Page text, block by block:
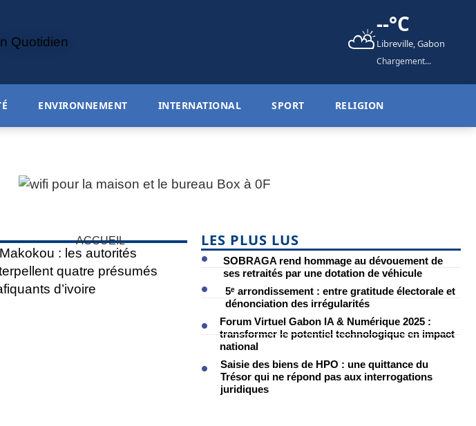
⛅--°C
Libreville, Gabon
Chargement...
ENVIRONNEMENT INTERNATIONAL SPORT RELIGION
ACCUEIL LES PLUS LUS
SOBRAGA rend hommage au dévouement de
ses retraités par une dotation de véhicule
5ᵉ arrondissement : entre gratitude électorale et
dénonciation des irrégularités
Forum Virtuel Gabon IA & Numérique 2025 :
transformer le potentiel technologique en impact
national
Saisie des biens de HPO : une quittance du
Trésor qui ne répond pas aux interrogations
juridiques